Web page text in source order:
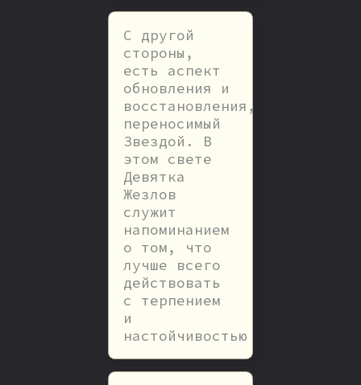
С другой
стороны,
есть аспект
обновления и
восстановления,
переносимый
Звездой. В
этом свете
Девятка
Жезлов
служит
напоминанием
о том, что
лучше всего
действовать
с терпением
и
настойчивостью